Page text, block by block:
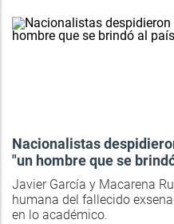
Nacionalistas
"un hombre que se
Javier García y Macarena
humana del fallecido
en lo académico.